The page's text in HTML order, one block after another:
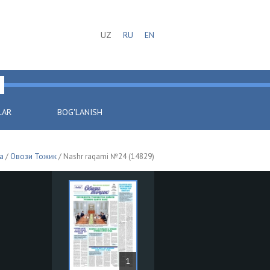
UZ RU EN
BOG'LANISH
/ Овози Тожик/ Nashr raqami №24 (14829)
1